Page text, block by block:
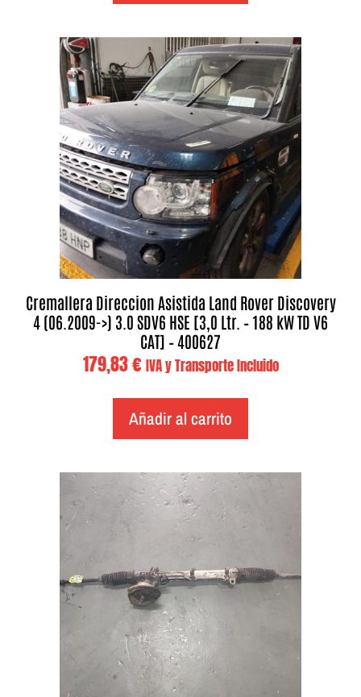
Cremallera Direccion Asistida Land Rover Discovery
4 (06.2009->) 3.0 SDV6 HSE [3,0 Ltr. – 188 kW TD V6
CAT] – 400627
179,83€ IVA y Transporte Incluido
Añadir al carrito